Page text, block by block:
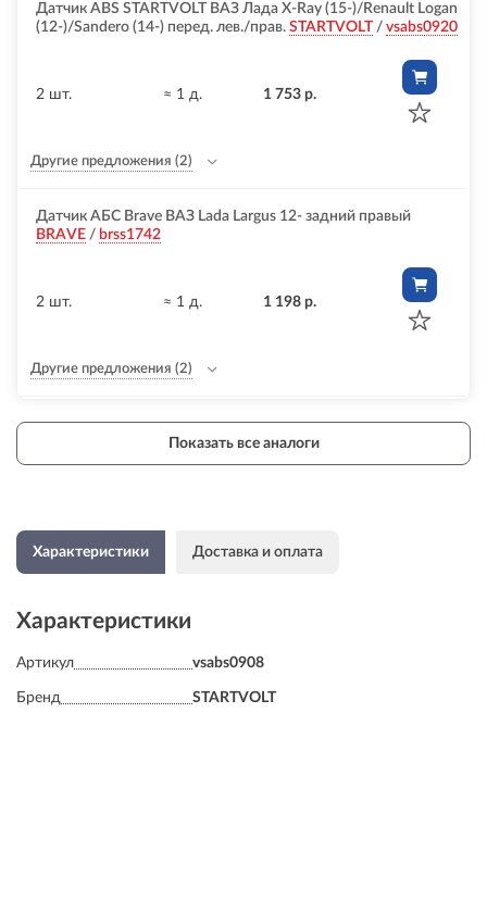
Датчик ABS STARTVOLT ВАЗ Лада X-Ray (15-)/Renault Logan
(12-)/Sandero (14-) перед. лев./прав. STARTVOLT / vsabs0920
2 шт. ≈ 1 д. 1 753 р.
Другие предложения (2)
Датчик АБС Brave ВАЗ Lada Largus 12- задний правый
BRAVE / brss1742
2 шт. ≈ 1 д. 1 198 р.
Другие предложения (2)
Показать все аналоги
Характеристики Доставка и оплата
Характеристики
Артикул vsabs0908
Бренд STARTVOLT